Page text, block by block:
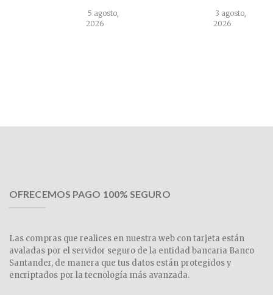
5 agosto,
2026
3 agosto,
2026
OFRECEMOS PAGO 100% SEGURO
Las compras que realices en nuestra web con tarjeta están
avaladas por el servidor seguro de la entidad bancaria Banco
Santander, de manera que tus datos están protegidos y
encriptados por la tecnología más avanzada.